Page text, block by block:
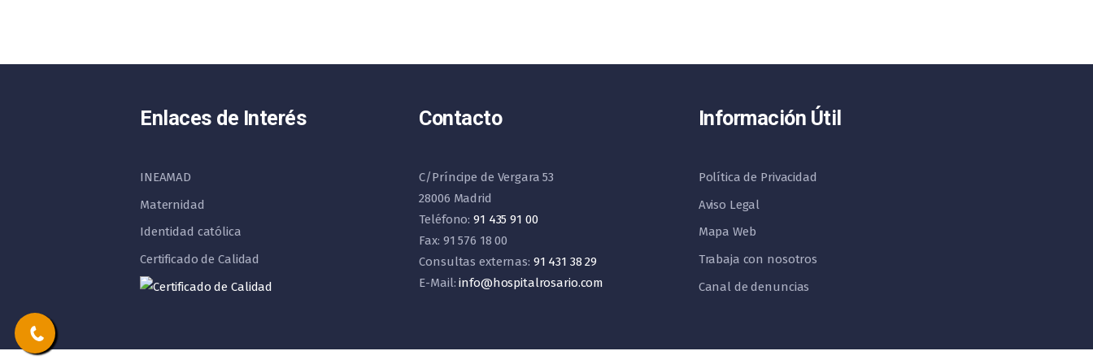
Enlaces de Interés
INEAMAD
Maternidad
Identidad católica
Certificado de Calidad
Contacto
C/Príncipe de Vergara 53
28006 Madrid
Teléfono:91 435 91 00
Fax: 91 576 18 00
Consultas externas: 91 431 38 29
E-Mail:info@hospitalrosario.com
Información Útil
Política de Privacidad
Aviso Legal
Mapa Web
Trabaja con nosotros
Canal de denuncias